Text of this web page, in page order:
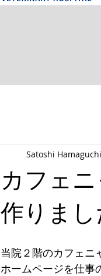
カフェ
作りまし
Satoshi Hamaguchi
当院２階のカフェニ
ホームページを仕事